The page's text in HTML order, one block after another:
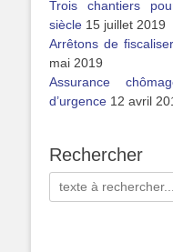
Trois chantiers
siècle 15 juillet 2019
Arrêtons de
mai 2019
Assurance
d’urgence 12 avril
Rechercher
Rechercher :